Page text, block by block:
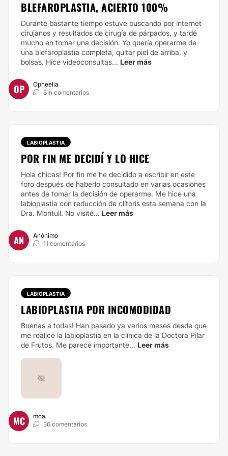
BLEFAROPLASTIA, ACIERTO 100%
Durante bastante tiempo estuve buscando por internet
cirujanos y resultados de cirugía de párpados, y tardé
mucho en tomar una decisión. Yo quería operarme de
una blefaroplastia completa, quitar piel de arriba, y
bolsas. Hice videoconsultas... Leer más
OP
Opheelia
Sin comentarios
LABIOPLASTIA
POR FIN ME DECIDÍ Y LO HICE
Hola chicas! Por fin me he decidido a escribir en este
foro después de haberlo consultado en varias ocasiones
antes de tomar la decisión de operarme. Me hice una
labioplastia con reducción de clítoris esta semana con la
Dra. Montull. No visité... Leer más
AN
Anónimo
11 comentarios
LABIOPLASTIA
LABIOPLASTIA POR INCOMODIDAD
Buenas a todas! Han pasado ya varios meses desde que
me realice la labioplastia en la clínica de la Doctora Pilar
de Frutos. Me parece importante... Leer más
MC
mca
36 comentarios